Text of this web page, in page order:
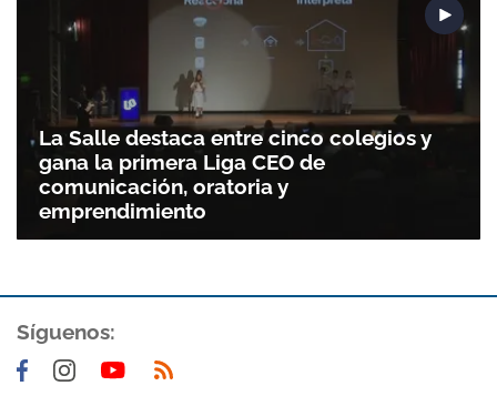
La Salle destaca entre cinco colegios y
gana la primera Liga CEO de
comunicación, oratoria y
emprendimiento
Síguenos: